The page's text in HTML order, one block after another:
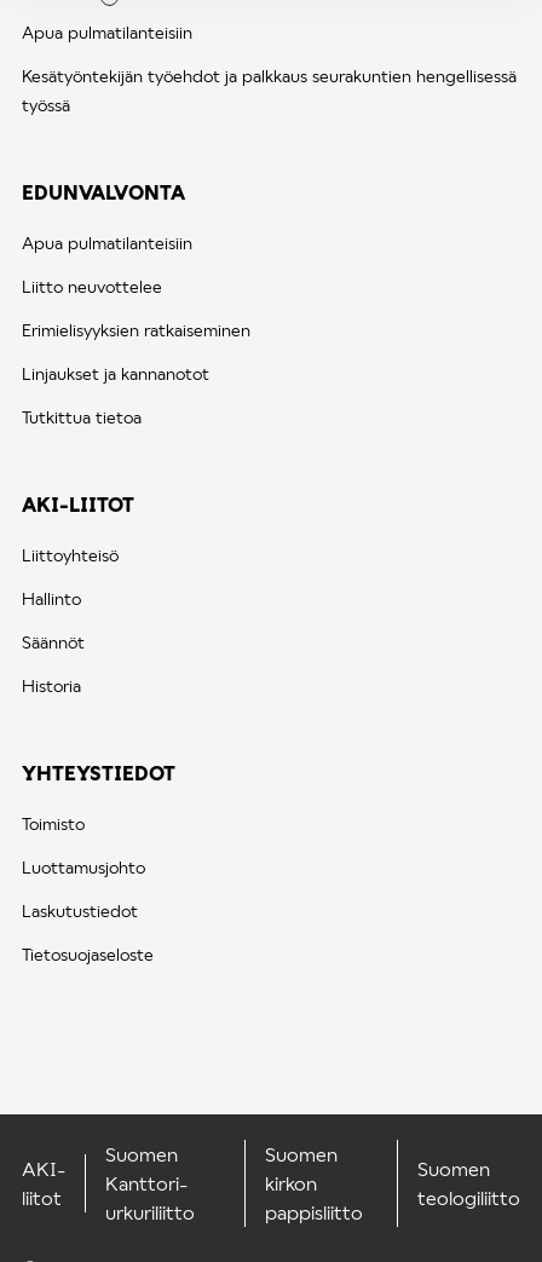
Apua pulmatilanteisiin
Kesätyöntekijän työehdot ja palkkaus seurakuntien hengellisessä
työssä
EDUNVALVONTA
Apua pulmatilanteisiin
Liitto neuvottelee
Erimielisyyksien ratkaiseminen
Linjaukset ja kannanotot
Tutkittua tietoa
AKI-LIITOT
Liittoyhteisö
Hallinto
Säännöt
Historia
YHTEYSTIEDOT
Toimisto
Luottamusjohto
Laskutustiedot
Tietosuojaseloste
AKI-
liitot
Suomen
Kanttori-
urkuriliitto
Suomen
kirkon
pappisliitto
Suomen
teologiliitto